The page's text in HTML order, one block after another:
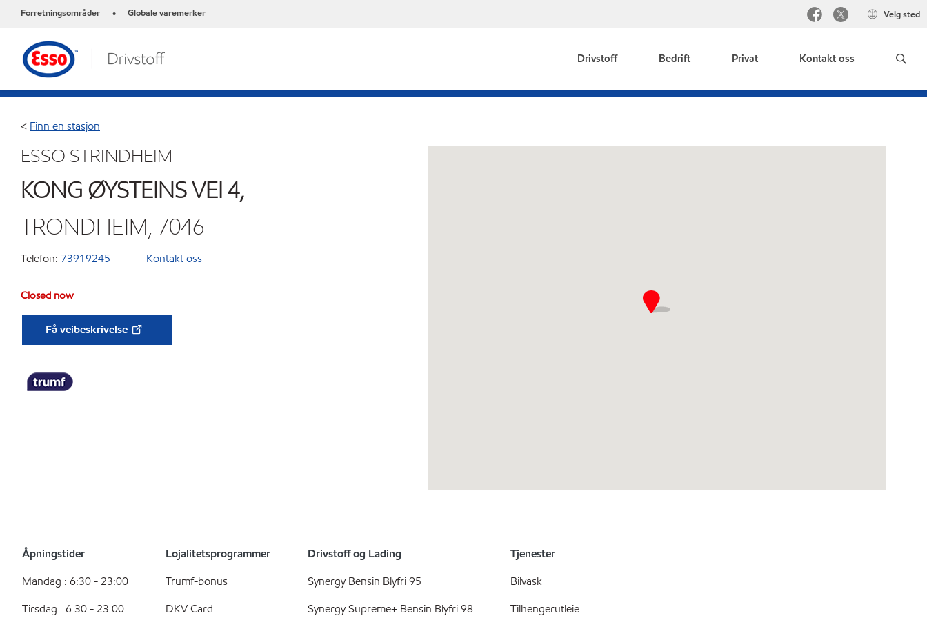
Forretningsområder • Globale varemerker Velg sted
Drivstoff Bedrift Privat Kontakt oss
< Finn en stasjon
ESSO STRINDHEIM
KONG ØYSTEINS VEI 4,
TRONDHEIM, 7046
Telefon: 73919245 Kontakt oss
Closed now
Få veibeskrivelse
Åpningstider
Mandag : 6:30 - 23:00
Tirsdag : 6:30 - 23:00
Lojalitetsprogrammer
Trumf-bonus
DKV Card
Drivstoff og Lading
Synergy Bensin Blyfri 95
Synergy Supreme+ Bensin Blyfri 98
Tjenester
Bilvask
Tilhengerutleie